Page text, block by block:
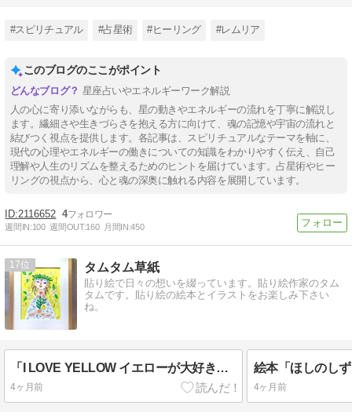
#スピリチュアル #占星術 #ヒーリング #レムリア
このブログのここがポイント
星座占いやエネルギーワーク解説
人の心に寄り添いながらも、星の動きやエネルギーの流れを丁寧に解説し
ます。繊細さや生きづらさを抱える方に向けて、魂の記憶や宇宙の流れと
結びつく視点を提供します。各記事は、スピリチュアルなテーマを軸に、
現代の心理やエネルギーの働きについての知識をわかりやすく伝え、自己
理解や人生のリズムを整えるためのヒントを届けています。占星術やヒー
リングの視点から、心と魂の深奥に触れる内容を展開しています。
2116652 4
週間IN:100 週間OUT:160 月間IN:450
17 タムタム草紙
貼り絵で日々の想いを綴っています。貼り絵作家のタム
タムです。貼り絵の絵本とイラストをお楽しみ下さい
ね。
「I LOVE YELLOW イエローが大好き」展に出展します☆
4ヶ月前 4ヶ月前